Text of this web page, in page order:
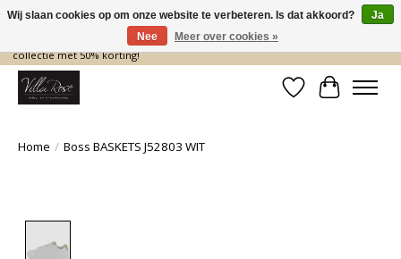
De nieuwe collectie komt eraan… en wij maken ruimte! Shop nu de zomer
collectie met 50% korting!
Verlanglijst
Home / Boss BASKETS J52803 WIT
Wij slaan cookies op om onze website te verbeteren. Is dat akkoord?
Ja
Nee
Meer over cookies »